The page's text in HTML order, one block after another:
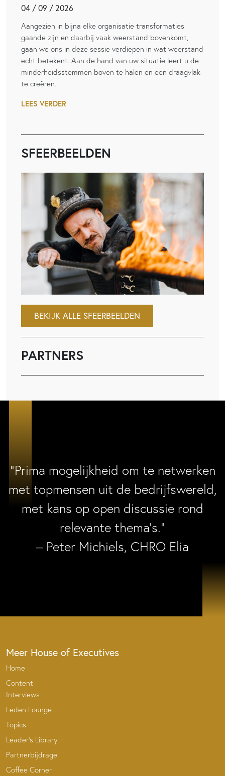
04 / 09 / 2026
Aangezien in bijna elke organisatie transformaties
gaande zijn en daarbij vaak weerstand bovenkomt,
gaan we ons in deze sessie verdiepen in wat weerstand
echt betekent. Aan de hand van uw situatie leert u de
minderheidsstemmen boven te halen en een draagvlak
te creëren.
LEES VERDER
SFEERBEELDEN
BEKIJK ALLE SFEERBEELDEN
PARTNERS
“Prima mogelijkheid om te netwerken
met topmensen uit de bedrijfswereld,
met kans op open discussie rond
relevante thema’s.”
– Peter Michiels, CHRO Elia
Meer House of Executives
Home
Content
Interviews
Leden Lounge
Topics
Leader’s Library
Partnerbijdrage
Coffee Corner